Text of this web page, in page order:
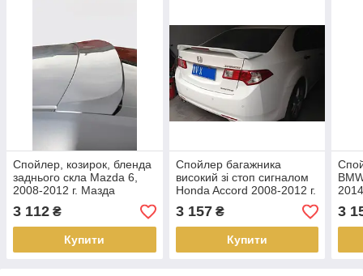
Спойлер, козирок, бленда
заднього скла Mazda 6,
2008-2012 г. Мазда
3 112 ₴
Купити
Спойлер багажника
високий зі стоп сигналом
Honda Accord 2008-2012 г.
Хонда Акорд
3 157₴
Купити
3